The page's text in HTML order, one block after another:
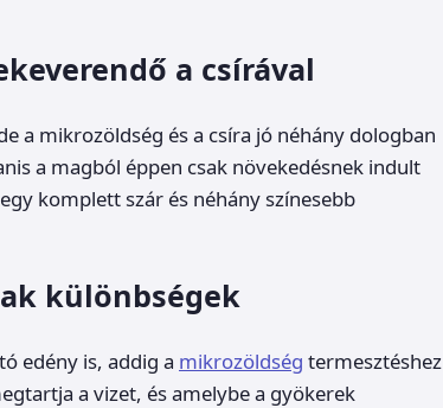
a csírával
a mikrozöldség és a csíra jó néhány dologban
a magból éppen csak növekedésnek indult
komplett szár és néhány színesebb
különbségek
edény is, addig a mikrozöldség termesztéshez
a vizet, és amelybe a gyökerek